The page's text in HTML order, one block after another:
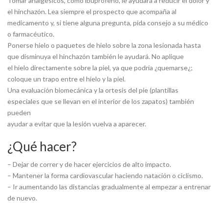
el hinchazón. Lea siempre el prospecto que acompaña al
medicamento y, si tiene alguna pregunta, pida consejo a su médico
o farmacéutico.
Ponerse hielo o paquetes de hielo sobre la zona lesionada hasta
que disminuya el hinchazón también le ayudará. No aplique
el hielo directamente sobre la piel, ya que podría ¿quemarse¿;
coloque un trapo entre el hielo y la piel.
Una evaluación biomecánica y la ortesis del pie (plantillas
especiales que se llevan en el interior de los zapatos) también
pueden
ayudar a evitar que la lesión vuelva a aparecer.
¿Qué hacer?
– Dejar de correr y de hacer ejercicios de alto impacto.
– Mantener la forma cardiovascular haciendo natación o ciclismo.
– Ir aumentando las distancias gradualmente al empezar a entrenar
de nuevo.